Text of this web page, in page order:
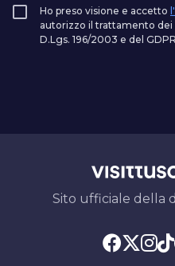
Ho preso visione e accetto
autorizzo il trattamento dei
D.Lgs. 196/2003 e del
Sito ufficiale della